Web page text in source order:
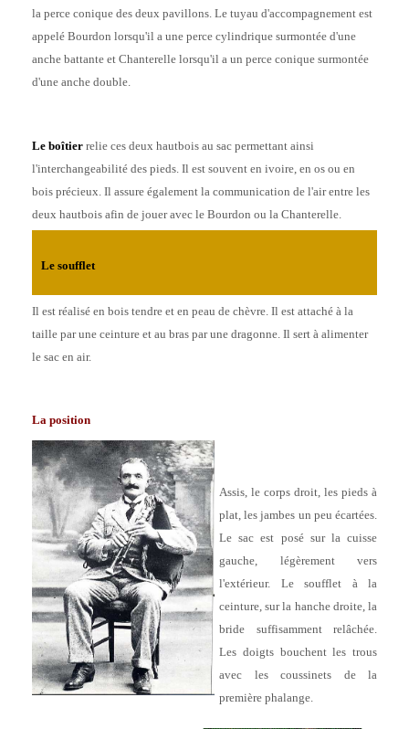
la perce conique des deux pavillons. Le tuyau d'accompagnement est
appelé Bourdon lorsqu'il a une perce cylindrique surmontée d'une
anche battante et Chanterelle lorsqu'il a un perce conique surmontée
d'une anche double.
Le boîtier relie ces deux hautbois au sac permettant ainsi
l'interchangeabilité des pieds. Il est souvent en ivoire, en os ou en
bois précieux. Il assure également la communication de l'air entre les
deux hautbois afin de jouer avec le Bourdon ou la Chanterelle.
Le soufflet
Il est réalisé en bois tendre et en peau de chèvre. Il est attaché à la
taille par une ceinture et au bras par une dragonne. Il sert à alimenter
le sac en air.
La position
Assis, le corps droit, les pieds à
plat, les jambes un peu écartées.
Le sac est posé sur la cuisse
gauche, légèrement vers
l'extérieur. Le soufflet à la
ceinture, sur la hanche droite, la
bride suffisamment relâchée.
Les doigts bouchent les trous
avec les coussinets de la
première phalange.